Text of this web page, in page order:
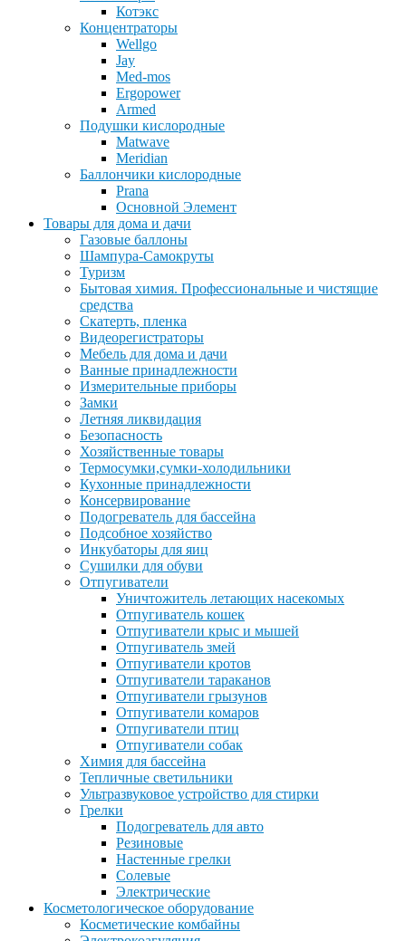
Котэкс
Концентраторы
Wellgo
Jay
Med-mos
Ergopower
Armed
Подушки кислородные
Matwave
Meridian
Баллончики кислородные
Prana
Основной Элемент
Товары для дома и дачи
Газовые баллоны
Шампура-Самокруты
Туризм
Бытовая химия. Профессиональные и чистящие
средства
Скатерть, пленка
Видеорегистраторы
Мебель для дома и дачи
Ванные принадлежности
Измерительные приборы
Замки
Летняя ликвидация
Безопасность
Хозяйственные товары
Термосумки,сумки-холодильники
Кухонные принадлежности
Консервирование
Подогреватель для бассейна
Подсобное хозяйство
Инкубаторы для яиц
Сушилки для обуви
Отпугиватели
Уничтожитель летающих насекомых
Отпугиватель кошек
Отпугиватели крыс и мышей
Отпугиватель змей
Отпугиватели кротов
Отпугиватели тараканов
Отпугиватели грызунов
Отпугиватели комаров
Отпугиватели птиц
Отпугиватели собак
Химия для бассейна
Тепличные светильники
Ультразвуковое устройство для стирки
Грелки
Подогреватель для авто
Резиновые
Настенные грелки
Солевые
Электрические
Косметологическое оборудование
Косметические комбайны